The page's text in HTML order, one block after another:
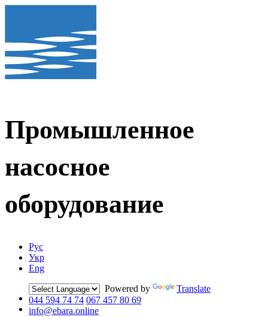
Промышленное
насосное
оборудование
Рус
Укр
Eng
Powered by
Translate
044 594 74 74 067 457 80 69
info@ebara.online